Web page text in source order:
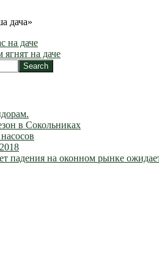
дача»
на даче
на даче
в Сокольниках
падения на оконном рынке